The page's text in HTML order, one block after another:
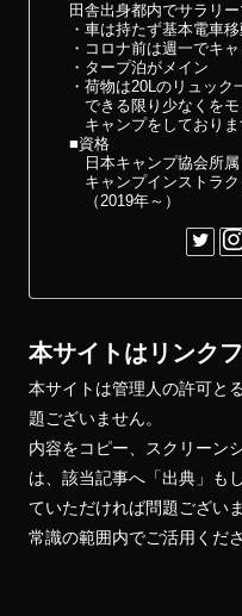
田舎出身都内でサラリ
・車は持たず基本電車
・コロナ前は週一でキ
・タープ泊がメイン
・荷物は20Lのリュック
できる限り少なくをモ
キャンプをしておりま
■資格
日本キャンプ協会所属
キャンプインストラク
（2019年～）
本サイトはリンク
本サイトは管理人の許可と
題ございません。
内容をコピー、スクリーン
は、該当記事へ「出典」も
ていただければ問題ございま
常識の範囲内でご活用くださ